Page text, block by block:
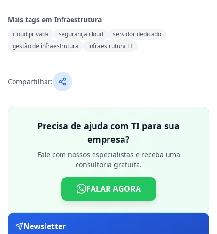
Mais tags em Infraestrutura
cloud privada segurança cloud
servidor dedicado
gestão de infraestrutura
infraestrutura TI
Compartilhar:
Precisa de ajuda com TI para sua
empresa?
Fale com nossos especialistas e receba uma
consultoria gratuita.
FALAR AGORA
Newsletter